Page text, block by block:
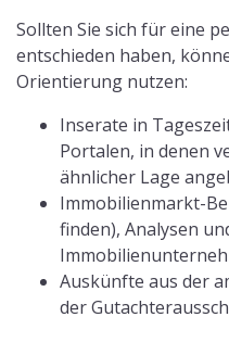
Sollten Sie sich für eine
entschieden haben,
Orientierung nutzen:
Inserate in
Portalen, in denen
ähnlicher Lage
Immobilienmarkt-
finden), Analysen
Auskünfte aus der
der